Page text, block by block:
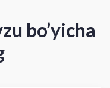
bo’yicha